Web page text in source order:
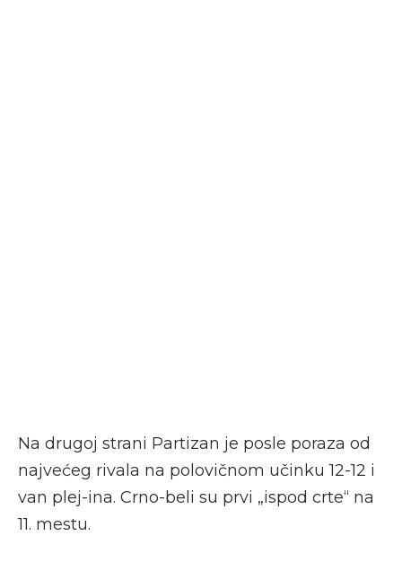
Na drugoj strani Partizan je posle poraza od
najvećeg rivala na polovičnom učinku 12-12 i
van plej-ina. Crno-beli su prvi „ispod crte“ na
11. mestu.